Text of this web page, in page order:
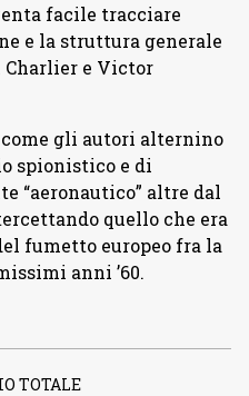
facile tracciare
e la struttura generale
e Victor
gli autori alternino
spionistico e di
“aeronautico” altre dal
quello che era
fumetto europeo fra la
anni ’60.
TOTALE